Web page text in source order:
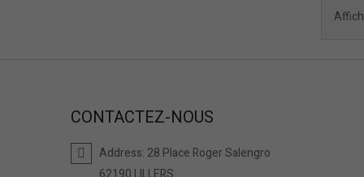
CONTACTEZ-NOUS
Address: 28 Place Roger Salengro